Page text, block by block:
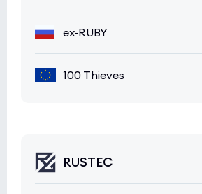
ex-RUBY
100 Thieves
RUSTEC